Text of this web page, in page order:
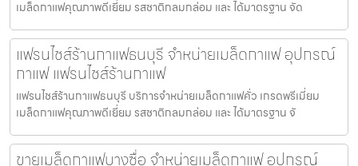
เมล็ดกาแฟคุณภาพดีเยี่ยม รสชาติกลมกล่อม และ ได้มาตรฐาน จัด
แฟรนไชส์ร้านกาแฟธนบุรี จำหน่ายเมล็ดกาแฟ อุปกรณ์
กาแฟ แฟรนไชส์ร้านกาแฟ
แฟรนไชส์ร้านกาแฟธนบุรี บริการจำหน่ายเมล็ดกาแฟคั่ว เกรดพรีเมี่ยม
เมล็ดกาแฟคุณภาพดีเยี่ยม รสชาติกลมกล่อม และ ได้มาตรฐาน จั
ขายเมล็ดกาแฟบางซื่อ จำหน่ายเมล็ดกาแฟ อุปกรณ์